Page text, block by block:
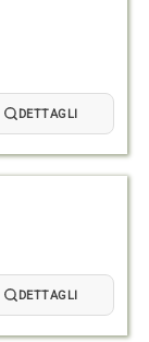
DETTAGLI
DETTAGLI